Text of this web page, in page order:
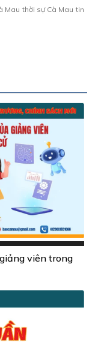
Mau thời sự Cà Mau tin
viên trong